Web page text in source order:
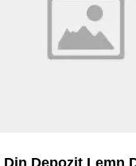
Din Depozit Lemn